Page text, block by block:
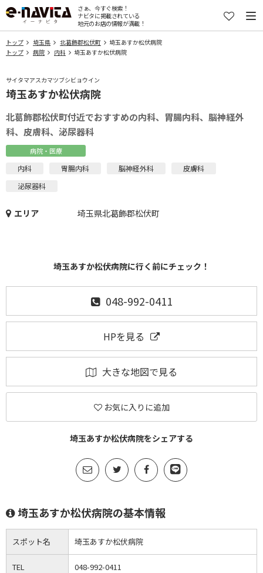
さぁ、今すぐ検索！
ナビタに掲載されている
地元のお店の情報が満載！
トップ 埼玉県 北葛飾郡松伏町
埼玉あすか松伏病院
トップ
病院 内科 埼玉あすか松伏病院
サイタマアスカマツブシビョウイン
埼玉あすか松伏病院
北葛飾郡松伏町付近でおすすめの内科、胃腸内科、脳神経外
科、皮膚科、泌尿器科
病院・医療
内科 胃腸内科 脳神経外科
皮膚科
泌尿器科
エリア 埼玉県北葛飾郡松伏町
埼玉あすか松伏病院に行く前にチェック！
048-992-0411
HPを見る
大きな地図で見る
お気に入りに追加
埼玉あすか松伏病院をシェアする
埼玉あすか松伏病院の基本情報
スポット名 埼玉あすか松伏病院
TEL 048-992-0411